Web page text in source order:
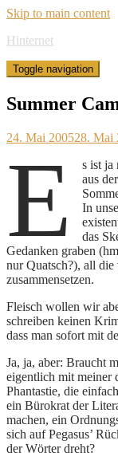
Skip to main content
Hinternet
Toggle navigation
Summer
24. Mai 200528. Mai
E
s ist ja
aus
In
das
Gedanken graben
nur Quatsch?), all
zusammensetzen.
Fleisch wollen wir
schreiben keinen
dass man sofort mit
Ja, ja, aber: Braucht
eigentlich mit meiner
Phantastie, die
ein Bürokrat der
machen, ein
sich auf Pegasus’
der Wörter dreht?